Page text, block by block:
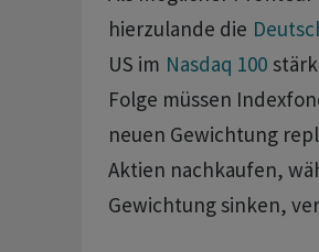
hierzulande die
US im Nasdaq 100
Folge müssen
neuen Gewichtung
Aktien nachkaufen,
Gewichtung sinken,